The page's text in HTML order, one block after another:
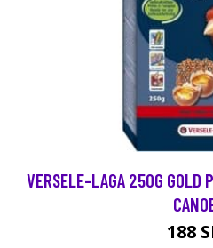
VERSELE-LAGA 250G GOLD
188